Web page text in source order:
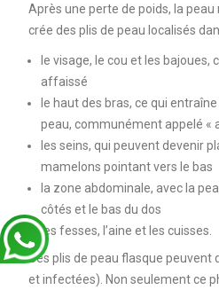
Après une perte de poids, la peau
crée des plis de peau localisés
le visage, le cou et les
affaissé
le haut des bras, ce qui
peau, communément appelé «
les seins, qui peuvent devenir
mamelons pointant vers le bas
la zone abdominale, avec la
côtés et le bas du dos
les fesses, l’aine et les cuisses.
Ces plis de peau flasque peuvent
et infectées). Non seulement ce